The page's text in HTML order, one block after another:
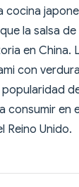
cocina
la salsa
en China.
con
consumir en
Reino Unido.